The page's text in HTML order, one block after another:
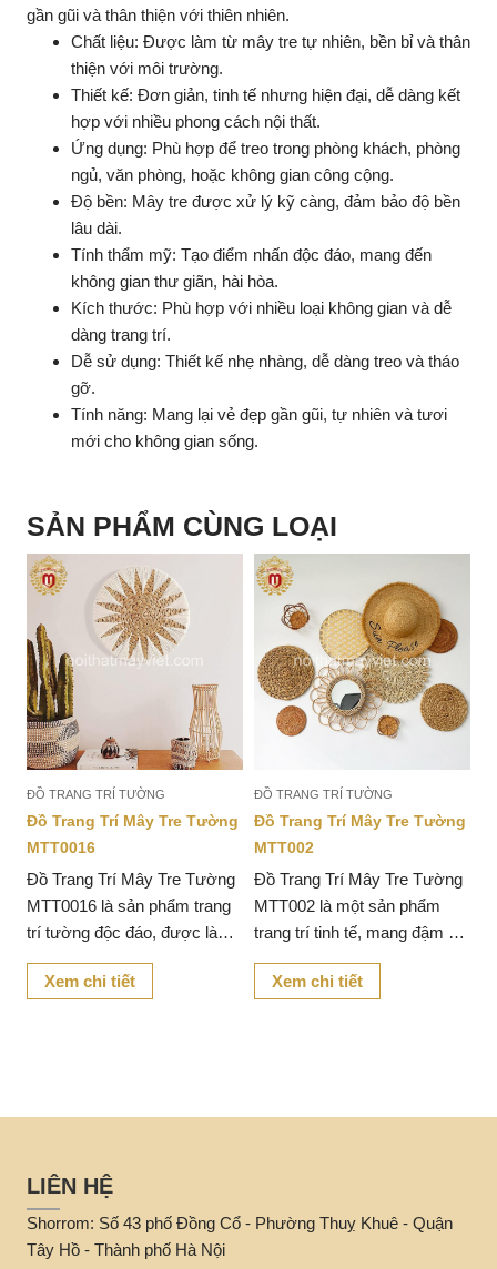
gần gũi và thân thiện với thiên nhiên.
Chất liệu: Được làm từ mây tre tự nhiên, bền bỉ và thân
thiện với môi trường.
Thiết kế: Đơn giản, tinh tế nhưng hiện đại, dễ dàng kết
hợp với nhiều phong cách nội thất.
Ứng dụng: Phù hợp để treo trong phòng khách, phòng
ngủ, văn phòng, hoặc không gian công cộng.
Độ bền: Mây tre được xử lý kỹ càng, đảm bảo độ bền
lâu dài.
Tính thẩm mỹ: Tạo điểm nhấn độc đáo, mang đến
không gian thư giãn, hài hòa.
Kích thước: Phù hợp với nhiều loại không gian và dễ
dàng trang trí.
Dễ sử dụng: Thiết kế nhẹ nhàng, dễ dàng treo và tháo
gỡ.
Tính năng: Mang lại vẻ đẹp gần gũi, tự nhiên và tươi
mới cho không gian sống.
SẢN PHẨM CÙNG LOẠI
ĐỒ TRANG TRÍ TƯỜNG
Đồ Trang Trí Mây Tre Tường
MTT0016
Đồ Trang Trí Mây Tre Tường
MTT0016 là sản phẩm trang
trí tường độc đáo, được làm
từ mây tre tự nhiên, mang lại
vẻ đẹp mộc mạc và gần gũi
Xem chi tiết
ĐỒ TRANG TRÍ TƯỜNG
Đồ Trang Trí Mây Tre Tường
MTT002
Đồ Trang Trí Mây Tre Tường
MTT002 là một sản phẩm
trang trí tinh tế, mang đậm vẻ
đẹp tự nhiên và gần gũi.
Xem chi tiết
LIÊN HỆ
Shorrom: Số 43 phố Đồng Cổ - Phường Thuỵ Khuê - Quận
Tây Hồ - Thành phố Hà Nội